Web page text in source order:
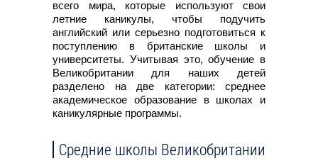
всего мира, которые используют свои
летние каникулы, чтобы подучить
английский или серьезно подготовиться к
поступлению в британские школы и
университеты. Учитывая это, обучение в
Великобритании для наших детей
разделено на две категории: среднее
академическое образование в школах и
каникулярные программы.
Средние школы Великобритании